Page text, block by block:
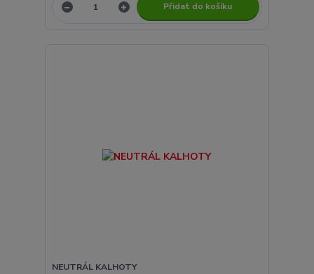
Přidat do košíku
NEUTRÁL KALHOTY